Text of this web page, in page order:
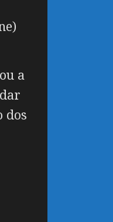
a
dos